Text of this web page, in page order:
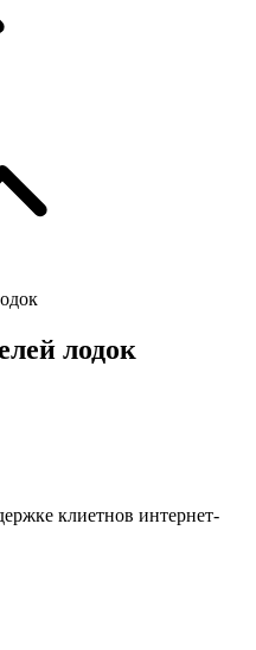
лодок
клиетнов интернет-